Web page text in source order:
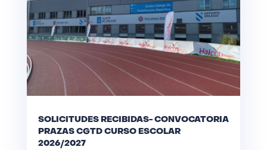
SOLICITUDES RECIBIDAS- CONVOCATORIA
PRAZAS CGTD CURSO ESCOLAR
2026/2027